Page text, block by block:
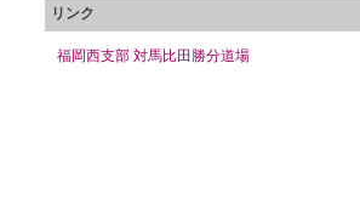
リンク
福岡西支部 対馬比田勝分道場